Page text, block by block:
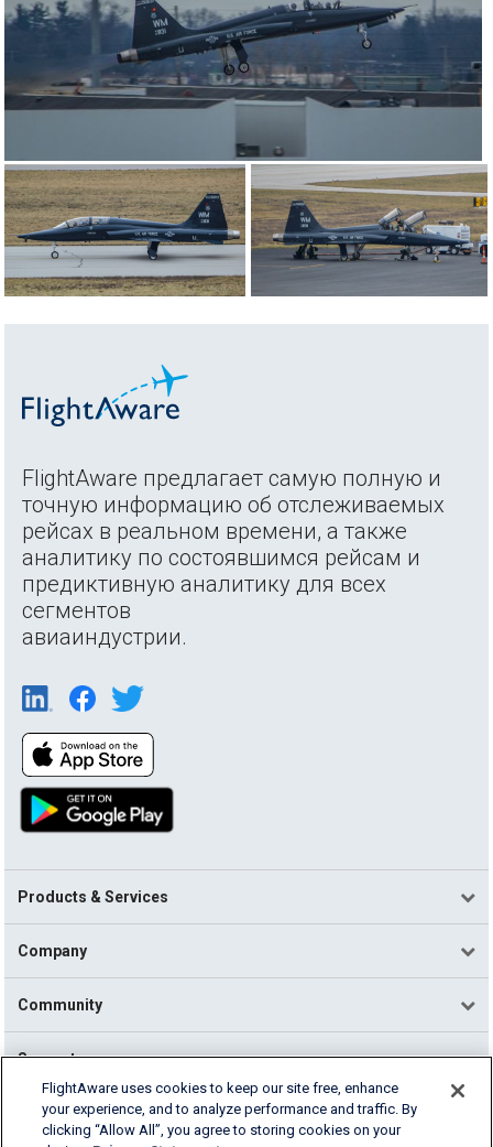
FlightAware предлагает самую полную и
точную информацию об отслеживаемых
рейсах в реальном времени, а также
аналитику по состоявшимся рейсам и
предиктивную аналитику для всех
сегментов
авиаиндустрии.
Products & Services
Company
Community
Support
English (USA)
2026 FlightAware
FlightAware uses cookies to keep our site free, enhance
your experience, and to analyze performance and traffic. By
clicking “Allow All”, you agree to storing cookies on your